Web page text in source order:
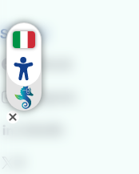
Seguici
Facebook
Instagram